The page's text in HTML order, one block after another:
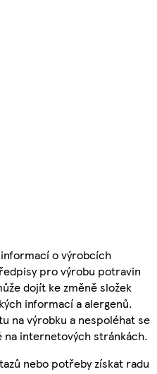
o výrobcích
pro výrobu potravin
dojít ke změně složek
informací a alergenů.
na výrobku a nespoléhat se
internetových stránkách.
nebo potřeby získat radu